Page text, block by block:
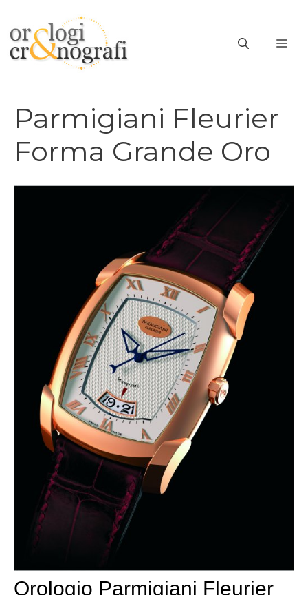
contenuto
Parmigiani Fleurier
Forma Grande Oro
Orologio Parmigiani Fleurier